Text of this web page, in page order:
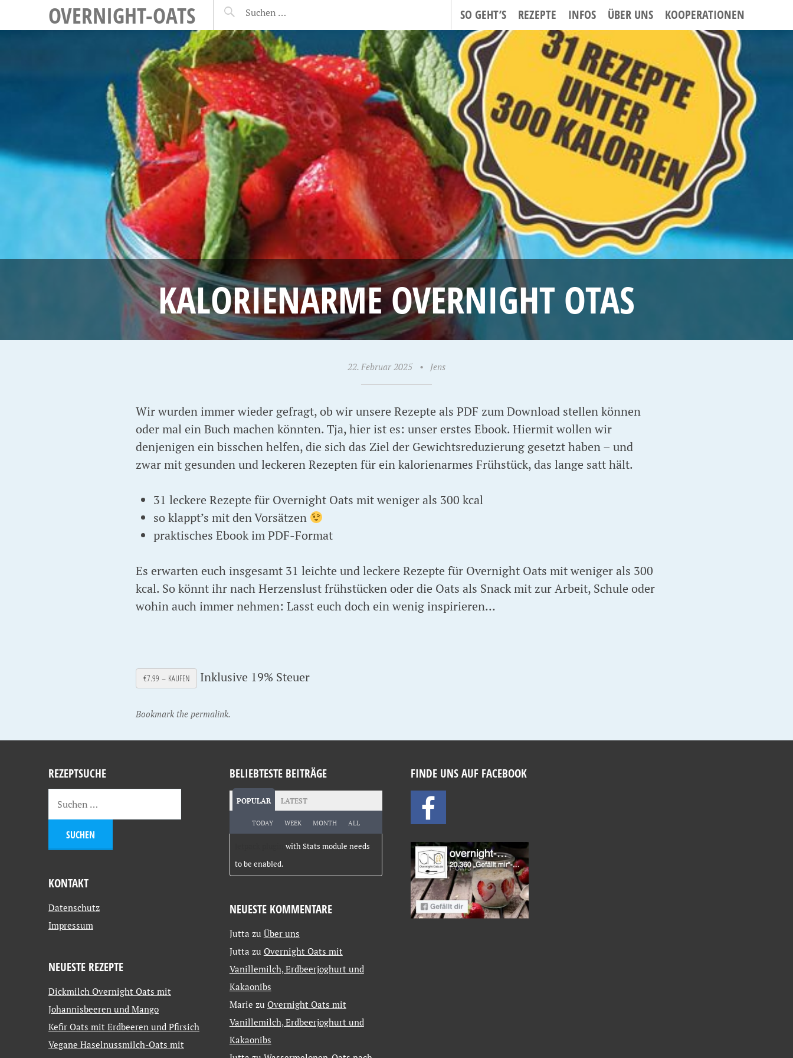
OVERNIGHT-OATS SO GEHT’S REZEPTE INFOS ÜBER UNS KOOPERATIONEN
KALORIENARME OVERNIGHT OTAS
22. Februar 2025 • Jens
Wir wurden immer wieder gefragt, ob wir unsere Rezepte als PDF zum Download stellen können
oder mal ein Buch machen könnten. Tja, hier ist es: unser erstes Ebook. Hiermit wollen wir
denjenigen ein bisschen helfen, die sich das Ziel der Gewichtsreduzierung gesetzt haben – und
zwar mit gesunden und leckeren Rezepten für ein kalorienarmes Frühstück, das lange satt hält.
31 leckere Rezepte für Overnight Oats mit weniger als 300 kcal
so klappt’s mit den Vorsätzen
praktisches Ebook im PDF-Format
Es erwarten euch insgesamt 31 leichte und leckere Rezepte für Overnight Oats mit weniger als 300
kcal. So könnt ihr nach Herzenslust frühstücken oder die Oats als Snack mit zur Arbeit, Schule oder
wohin auch immer nehmen: Lasst euch doch ein wenig inspirieren…
€7.99 – KAUFEN Inklusive 19% Steuer
Bookmark the permalink.
REZEPTSUCHE
KONTAKT
Datenschutz
Impressum
NEUESTE REZEPTE
Dickmilch Overnight Oats mit
Johannisbeeren und Mango
Kefir Oats mit Erdbeeren und Pfirsich
Vegane Haselnussmilch-Oats mit
BELIEBTESTE BEITRÄGE
POPULAR LATEST
TODAY WEEK MONTH ALL
with Stats module needs
to be enabled.
NEUESTE KOMMENTARE
Jutta zu Über uns
Jutta zu Overnight Oats mit
Vanillemilch, Erdbeerjoghurt und
Kakaonibs
Marie zu Overnight Oats mit
Vanillemilch, Erdbeerjoghurt und
Kakaonibs
FINDE UNS AUF FACEBOOK